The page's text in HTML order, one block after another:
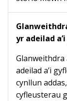
yr adeilad
adeilad a’i
cynllun
cyfleusterau